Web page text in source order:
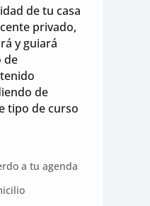
de tu casa
privado,
y guiará
de
de
tipo de curso
a tu agenda